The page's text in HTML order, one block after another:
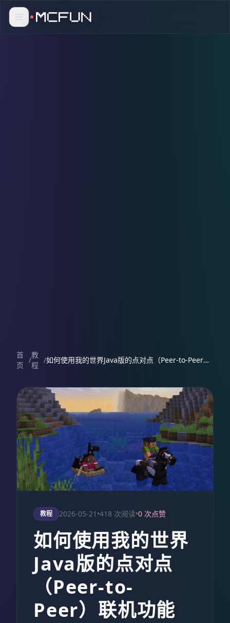
首
页
/
教
程
/ 如何使用我的世界Java版的点对点（Peer-to-Peer）联机功能
教程 2026-05-21 •418 次阅读•0 次点赞
如何使用我的世界
Java版的点对点
（Peer-to-
Peer）联机功能